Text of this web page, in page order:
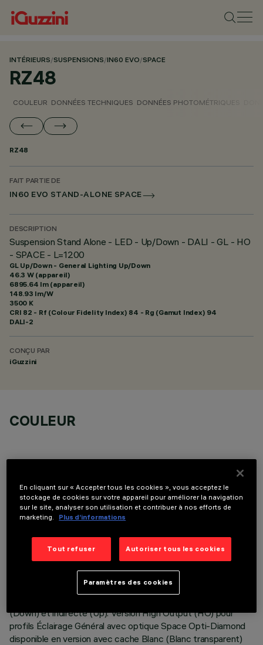
INTÉRIEURS/SUSPENSIONS/IN60 EVO/SPACE
RZ48
COULEUR DONNÉES TECHNIQUES DONNÉES PHOTOMÉTRIQUES
RZ48
FAIT PARTIE DE
IN60 EVO STAND-ALONE SPACE
DESCRIPTION
Suspension Stand Alone - LED - Up/Down - DALI - GL - HO
- SPACE - L=1200
GL Up/Down - General Lighting Up/Down
46.3 W (appareil)
6895.64 lm (appareil)
148.93 lm/W
3500 K
CRI 82 - Rf (Colour Fidelity Index) 84 - Rg (Gamut Index) 94
DALI-2
CONÇU PAR
iGuzzini
COULEUR
DONNÉES TECHNIQUES
DERNIÈRE MISE À JOUR: 06/08/2026
DESCRIPTION
Corps éclairant suspension Stand Alone. Le produit se
compose d’un profil en aluminium extrudé avec embouts de
(Down) et indirecte (Up). Version High Output (HO) pour
profils Éclairage Général avec optique Space Opti-Diamond
disponible en version avec cache Blanc (Blanc transparent)
En cliquant sur « Accepter tous les cookies », vous acceptez le
stockage de cookies sur votre appareil pour améliorer la navigation
sur le site, analyser son utilisation et contribuer à nos efforts de
marketing.
Plus d’informations
Tout refuser Autoriser tous les cookies
Paramètres des cookies